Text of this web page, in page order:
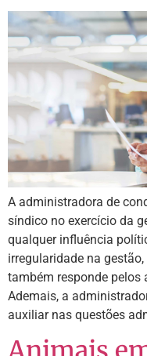
A administradora de
síndico no exercício da
qualquer influência
irregularidade na
também responde
Ademais, a
auxiliar nas questões